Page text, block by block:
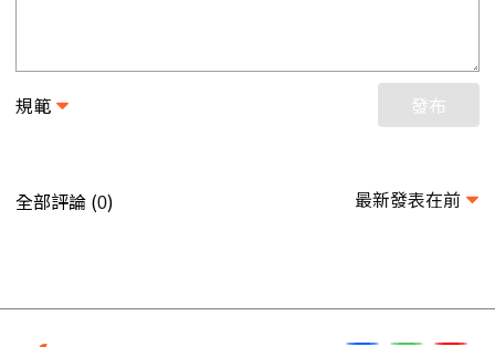
規範 發布
全部評論 (0) 最新發表在前